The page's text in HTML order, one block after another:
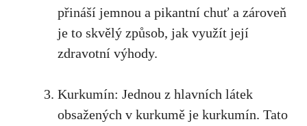
přináší⁢ jemnou a pikantní chuť ​a​ zároveň
je to skvělý způsob, jak ⁢využít její
zdravotní výhody.
Kurkumín: Jednou ​z hlavních látek
obsažených v kurkumě je⁢ kurkumín. Tato